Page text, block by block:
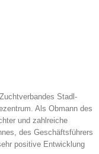
Stadl-
Als Obmann des
und zahlreiche
des Geschäftsführers
positive Entwicklung